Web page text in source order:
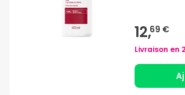
12,69 €
Livraison en